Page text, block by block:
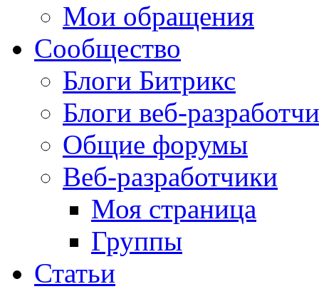
Мои обращения
Сообщество
Блоги Битрикс
Блоги веб-
Общие форумы
Веб-разработчики
Моя страница
Группы
Статьи